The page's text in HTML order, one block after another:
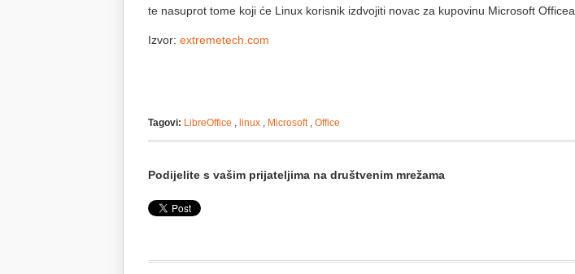
te nasuprot tome koji će Linux korisnik izdvojiti novac za kupovinu Microsoft Officea.
Izvor: extremetech.com
Tagovi: LibreOffice , linux , Microsoft, Office
Podijelite s vašim prijateljima na društvenim mrežama